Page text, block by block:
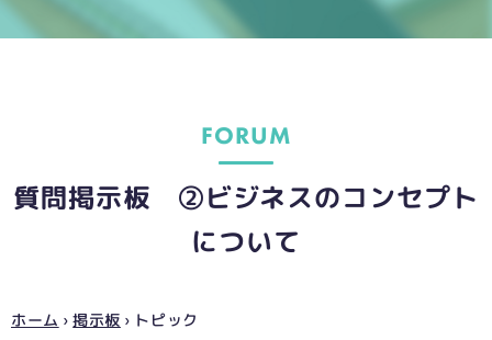
FORUM
質問掲示板 ②ビジネスのコンセプト
について
ホーム › 掲示板 › トピック